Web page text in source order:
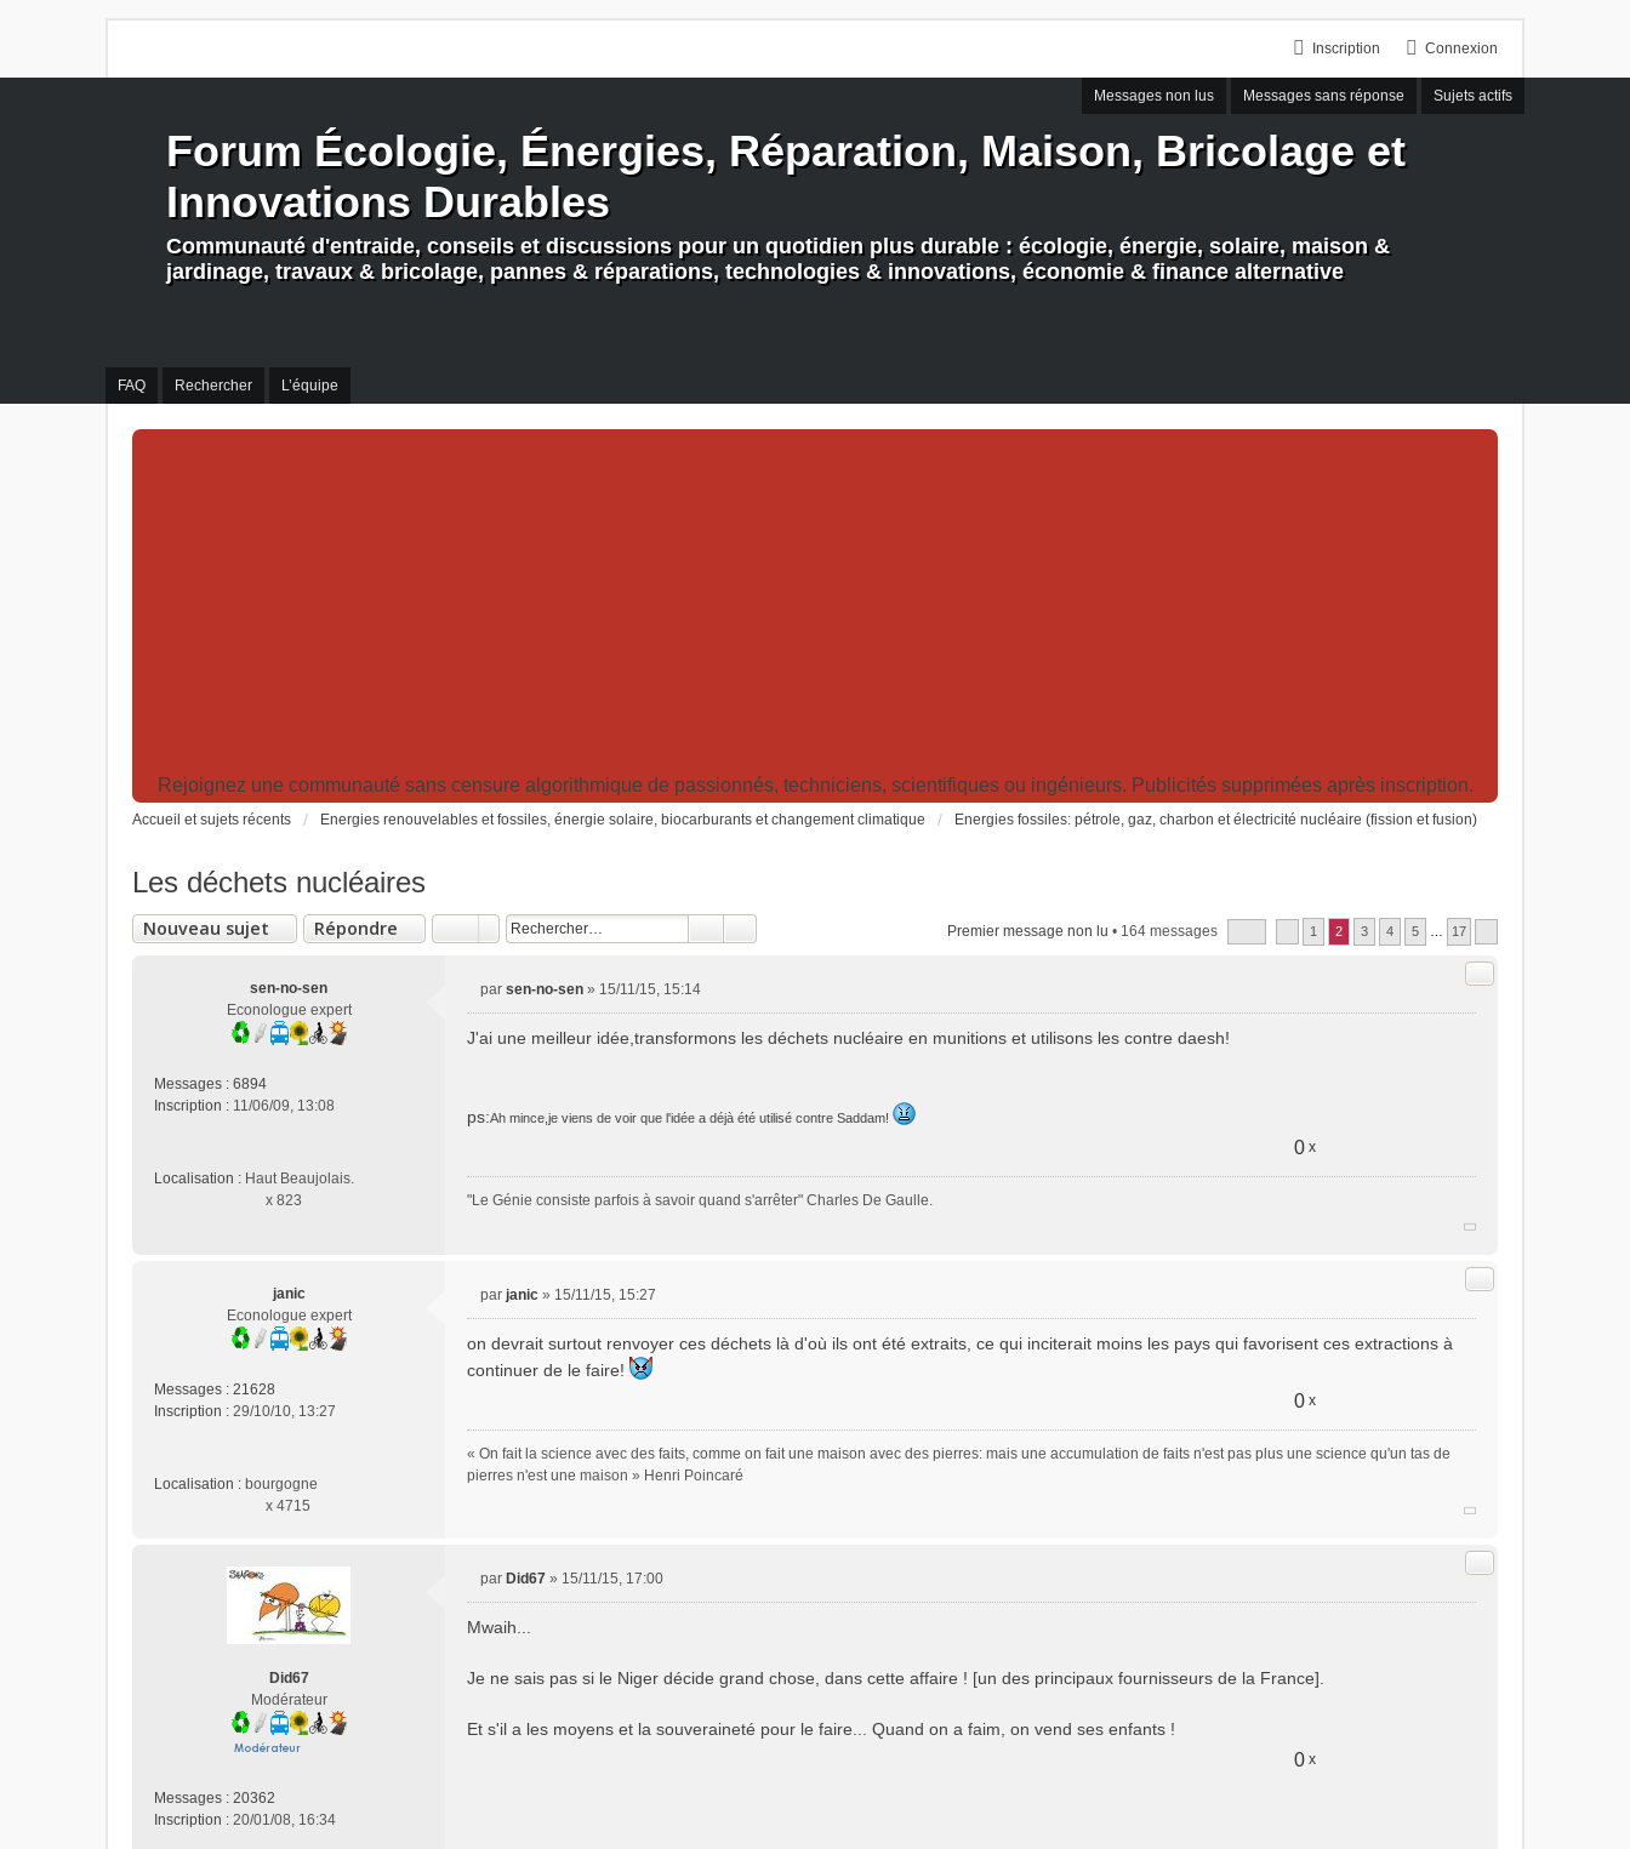
Connexion
Inscription
Messages non lus Messages sans réponse Sujets actifs
FAQ Rechercher L’équipe
Forum Écologie, Énergies, Réparation, Maison, Bricolage et
Innovations Durables
Communauté d'entraide, conseils et discussions pour un quotidien plus durable : écologie, énergie, solaire, maison &
jardinage, travaux & bricolage, pannes & réparations, technologies & innovations, économie & finance alternative
Rejoignez une communauté sans censure algorithmique de passionnés, techniciens, scientifiques ou ingénieurs. Publicités supprimées après inscription.
Accueil et sujets récents Energies renouvelables et fossiles, énergie solaire, biocarburants et changement climatique Energies fossiles: pétrole, gaz, charbon et électricité nucléaire (fission et fusion)
Les déchets nucléaires
Nouveau sujet Répondre Premier message non lu • 164 messages 1 2 3 4 5 17
sen-no-sen
Econologue expert
Messages : 6894
Inscription : 11/06/09, 13:08
Localisation : Haut Beaujolais.
x 823
Citer
s
g
o
n
par sen-no-sen » 15/11/15, 15:14
J'ai une meilleur idée,transformons les déchets nucléaire en munitions et utilisons les contre daesh!
ps:Ah mince,je viens de voir que l'idée a déjà été utilisé contre Saddam!
0 x
"Le Génie consiste parfois à savoir quand s'arrêter" Charles De Gaulle.
janic
Econologue expert
Messages : 21628
Inscription : 29/10/10, 13:27
Localisation : bourgogne
x 4715
Citer
s
s
n
o
par janic » 15/11/15, 15:27
on devrait surtout renvoyer ces déchets là d'où ils ont été extraits, ce qui inciterait moins les pays qui favorisent ces extractions à
continuer de le faire!
0 x
« On fait la science avec des faits, comme on fait une maison avec des pierres: mais une accumulation de faits n'est pas plus une science qu'un tas de
pierres n'est une maison » Henri Poincaré
Did67
Modérateur
Messages : 20362
Inscription : 20/01/08, 16:34
Citer
s
a
e
par Did67 » 15/11/15, 17:00
Mwaih...
Je ne sais pas si le Niger décide grand chose, dans cette affaire ! [un des principaux fournisseurs de la France].
Et s'il a les moyens et la souveraineté pour le faire... Quand on a faim, on vend ses enfants !
0 x